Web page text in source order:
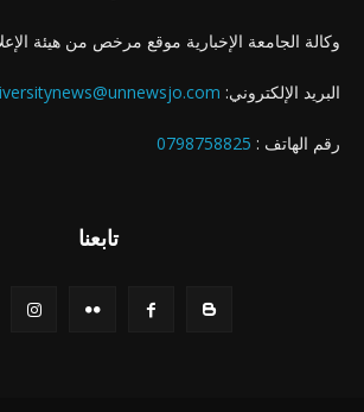
وكالة الجامعة الإخبارية موقع مرخص من هيئة
البريد الإلكتروني:
رقم الهاتف : 0798758825
تابعنا